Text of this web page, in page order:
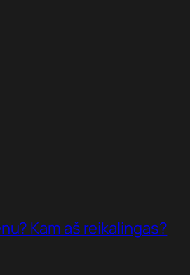
Kam aš reikalingas?